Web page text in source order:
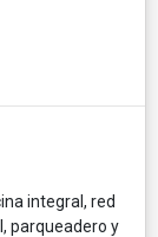
integral, red
parqueadero y